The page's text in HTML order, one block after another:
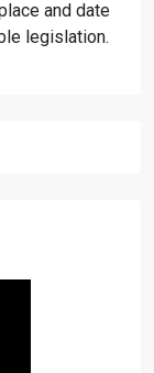
and date
legislation.